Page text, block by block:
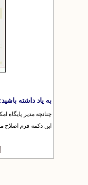
به یاد داشته باشید:
چنانچه مدیر پایگاه
این دکمه فرم اصلاح